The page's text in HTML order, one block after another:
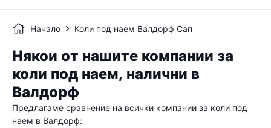
Начало Коли под наем Валдорф Сап
Някои от нашите компании за
коли под наем, налични в
Валдорф
Предлагаме сравнение на всички компании за коли под
наем в Валдорф: